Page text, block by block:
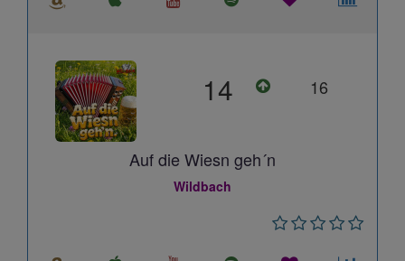
14 16
Auf die Wiesn geh´n
Wildbach